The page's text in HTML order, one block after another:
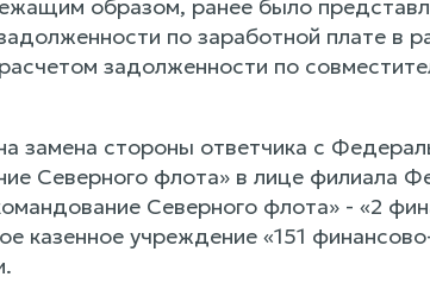
образом, ранее было
по заработной плате в
задолженности по
замена стороны ответчика с
Северного флота» в лице филиала
Северного флота» - «2
казенное учреждение «151